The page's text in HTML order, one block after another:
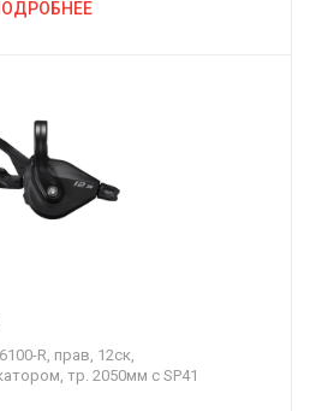
R, прав, 12ск,
тр. 2050мм с SP41